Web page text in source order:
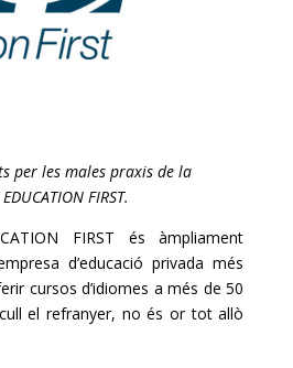
per les males praxis de la
FIRST.
FIRST és àmpliament
d’educació privada més
cursos d’idiomes a més de 50
el refranyer, no és or tot allò